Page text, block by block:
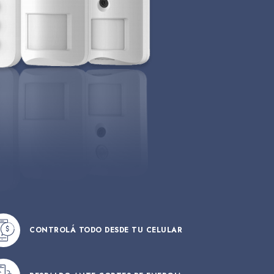
CONTROLÁ TODO DESDE TU CELULAR